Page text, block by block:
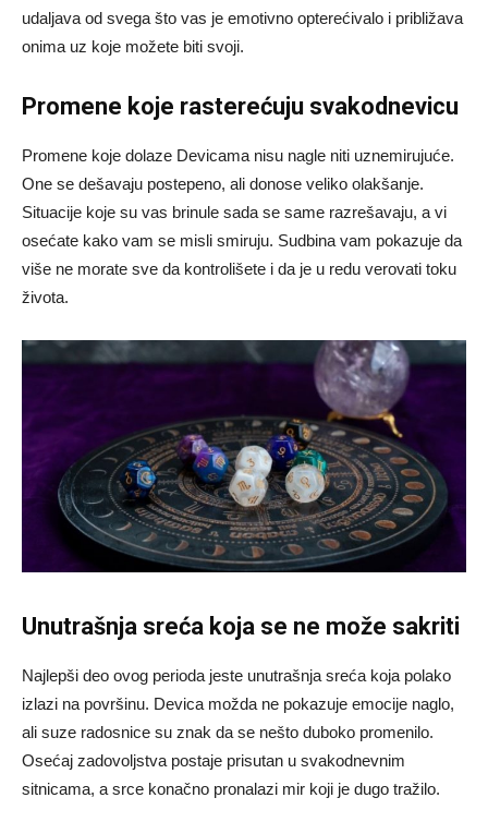
udaljava od svega što vas je emotivno opterećivalo i približava
onima uz koje možete biti svoji.
Promene koje rasterećuju svakodnevicu
Promene koje dolaze Devicama nisu nagle niti uznemirujuće.
One se dešavaju postepeno, ali donose veliko olakšanje.
Situacije koje su vas brinule sada se same razrešavaju, a vi
osećate kako vam se misli smiruju. Sudbina vam pokazuje da
više ne morate sve da kontrolišete i da je u redu verovati toku
života.
Unutrašnja sreća koja se ne može sakriti
Najlepši deo ovog perioda jeste unutrašnja sreća koja polako
izlazi na površinu. Devica možda ne pokazuje emocije naglo,
ali suze radosnice su znak da se nešto duboko promenilo.
Osećaj zadovoljstva postaje prisutan u svakodnevnim
sitnicama, a srce konačno pronalazi mir koji je dugo tražilo.